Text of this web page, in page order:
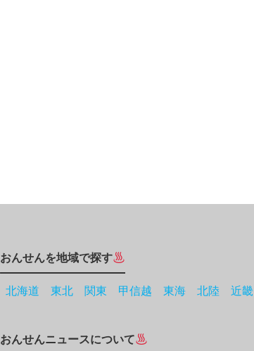
おんせんを地域で探す
北海道 東北 関東 甲信越 東海 北陸 近畿
おんせんニュースについて